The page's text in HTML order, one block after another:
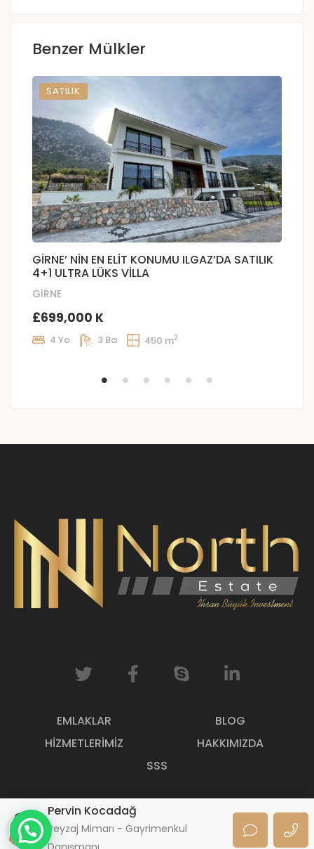
Benzer Mülkler
SATILIK
GİRNE’ NİN EN ELİT KONUMU ILGAZ’DA SATILIK
4+1 ULTRA LÜKS VİLLA
GİRNE
£699,000 K
4 Yo 3 Ba 450 m2
EMLAKLAR
BLOG
HIZMETLERIMIZ
HAKKIMIZDA
SSS
© 2023 North Estate Homes. All Rights Reserved | Proudly
build by Kıbrıs Dijital
Pervin Kocadağ
Peyzaj Mimarı - Gayrimenkul